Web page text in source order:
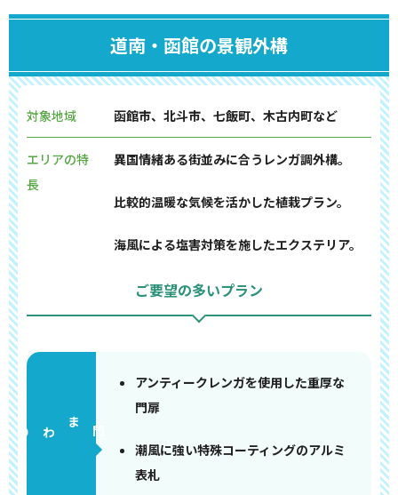
道南・函館の景観外構
対象地域 函館市、北斗市、七飯町、木古内町など
エリアの特
長
異国情緒ある街並みに合うレンガ調外構。
比較的温暖な気候を活かした植栽プラン。
海風による塩害対策を施したエクステリア。
ご要望の多いプラン
門まわり
アンティークレンガを使用した重厚な
門扉
潮風に強い特殊コーティングのアルミ
表札